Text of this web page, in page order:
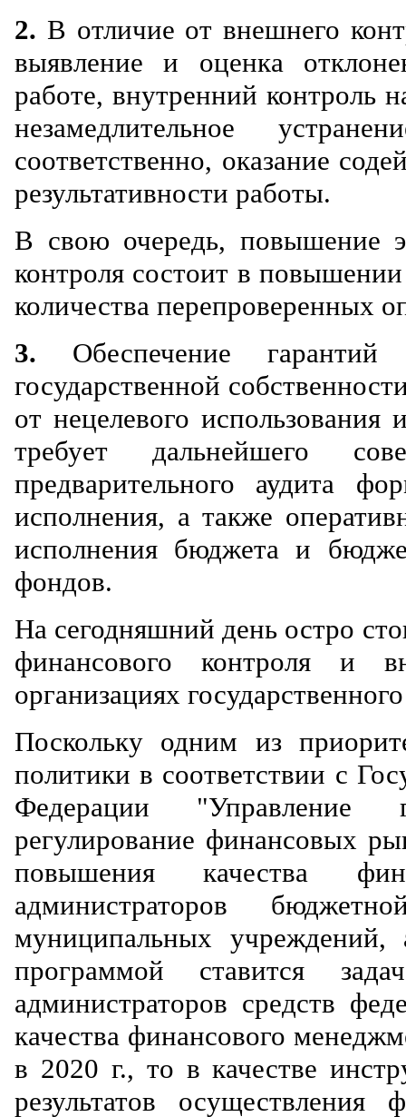
2. В отличие от внешнего
выявление и оценка
работе, внутренний контроль
незамедлительное
соответственно, оказание
результативности работы.
В свою очередь, повышение
контроля состоит в
количества перепроверенных
3. Обеспечение гарантий
государственной
от нецелевого использования
требует дальнейшего
предварительного аудита
исполнения, а также
исполнения бюджета и
фондов.
На сегодняшний день остро
финансового контроля и
организациях
Поскольку одним из
политики в соответствии с
Федерации "Управление
регулирование финансовых
повышения качества
администраторов
муниципальных учреждений,
программой ставится
администраторов средств
качества финансового
в 2020 г., то в качестве
результатов осуществления